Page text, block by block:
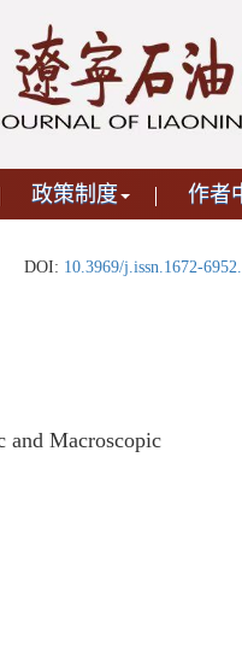
政策制度 作者
DOI: 10.3969/j.issn.1672-
and Macroscopic